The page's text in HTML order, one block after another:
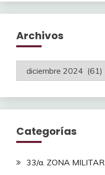
Archivos
Archivos
Categorías
33/a. ZONA MILITAR